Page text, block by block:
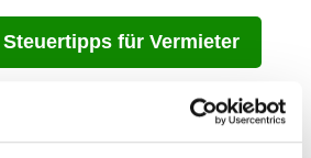
für Vermieter